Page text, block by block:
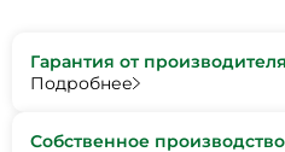
Гарантия от производителя
Подробнее
Собственное производство